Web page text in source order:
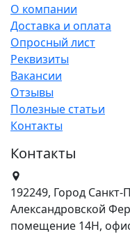
О компании
Доставка и оплата
Опросный лист
Реквизиты
Вакансии
Отзывы
Полезные статьи
Контакты
Контакты
192249, Город Санкт-
Александровской
помещение 14Н,